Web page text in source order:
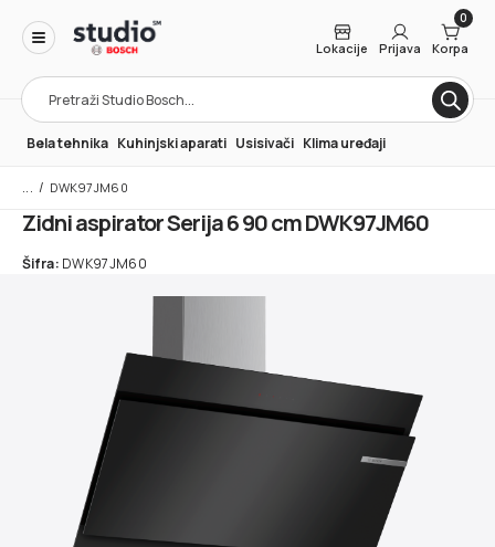
Products
search
Lokacije Prijava
0
Korpa
Bela tehnika Kuhinjski aparati Usisivači Klima uređaji
/ DWK97JM60
Zidni aspirator Serija 6 90 cm DWK97JM60
Šifra: DWK97JM60